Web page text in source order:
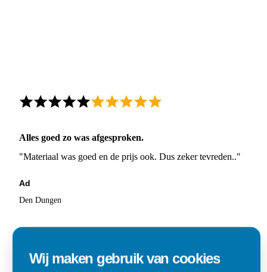
Alles goed zo was afgesproken.
"Materiaal was goed en de prijs ook. Dus zeker tevreden.."
Ad
Den Dungen
Wij maken gebruik van cookies